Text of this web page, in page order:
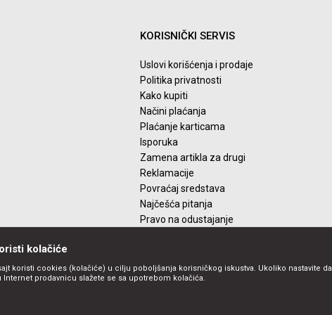
KORISNIČKI SERVIS
Uslovi korišćenja i prodaje
Politika privatnosti
Kako kupiti
Načini plaćanja
Plaćanje karticama
Isporuka
Zamena artikla za drugi
Reklamacije
Povraćaj sredstava
Najčešća pitanja
Pravo na odustajanje
kolačiće
koristi cookies (kolačiće) u cilju poboljšanja korisničkog iskustva. Ukoliko nastavite da
prodavnicu slažete se sa upotrebom kolačića.